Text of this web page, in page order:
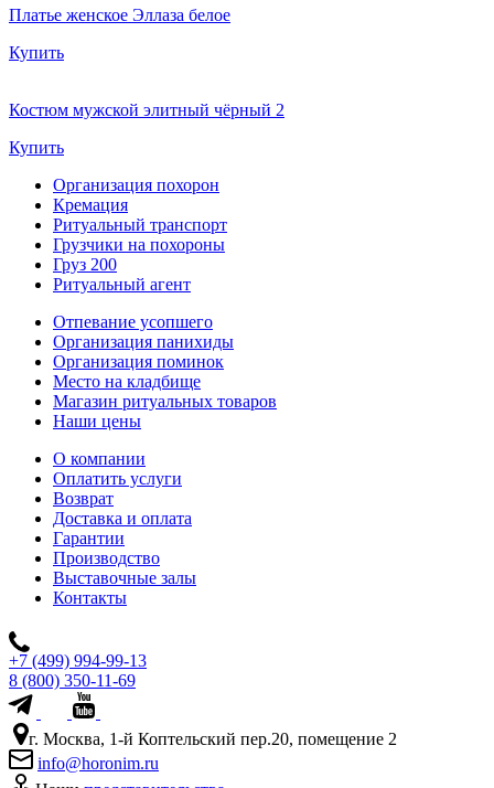
Платье женское Эллаза белое
Купить
Костюм мужской элитный чёрный 2
Купить
Организация похорон
Кремация
Ритуальный транспорт
Грузчики на похороны
Груз 200
Ритуальный агент
Отпевание усопшего
Организация панихиды
Организация поминок
Место на кладбище
Магазин ритуальных товаров
Наши цены
О компании
Оплатить услуги
Возврат
Доставка и оплата
Гарантии
Производство
Выставочные залы
Контакты
+7 (499) 994-99-13
8 (800) 350-11-69
г. Москва, 1-й Коптельский пер.20, помещение 2
info@horonim.ru